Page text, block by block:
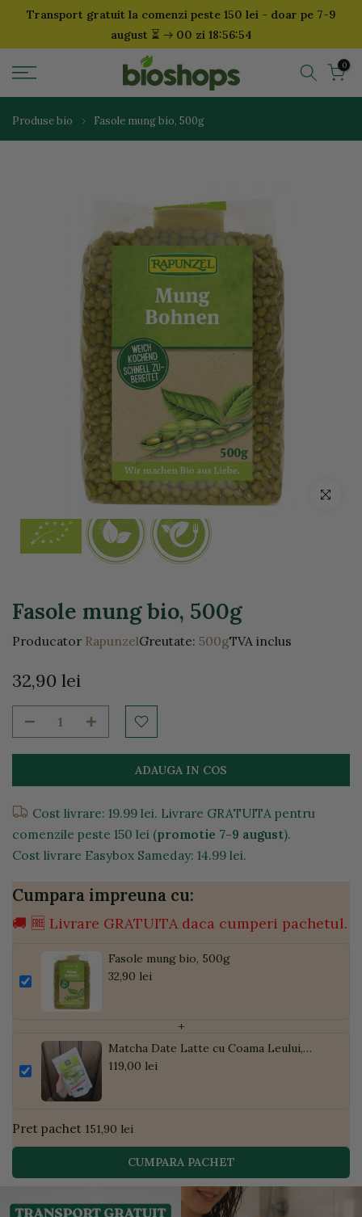
SariTransport gratuit la comenzi peste 150 lei - doar pe 7-9
august ⏳ 00 zi 18:56:53
0
Produse bio Fasole mung bio, 500g
Click
Fasole mung bio, 500g
Producator RapunzelGreutate: 500gTVA inclus
32,90 lei
ADAUGA IN COS
Cost livrare: 19.99 lei. Livrare GRATUITA pentru
comenzile peste 150 lei (promotie 7-9 august).
Cost livrare Easybox Sameday: 14.99 lei.
Cumpara impreuna cu:
🚚 🆓 Livrare GRATUITA daca cumperi pachetul.
Fasole mung bio, 500g
32,90 lei
+
Matcha Date Latte cu Coama Leului,
Pudră de Curmale și Ghimbir, ECO, 300g
119,00 lei
Pret pachet 151,90 lei
CUMPARA PACHET